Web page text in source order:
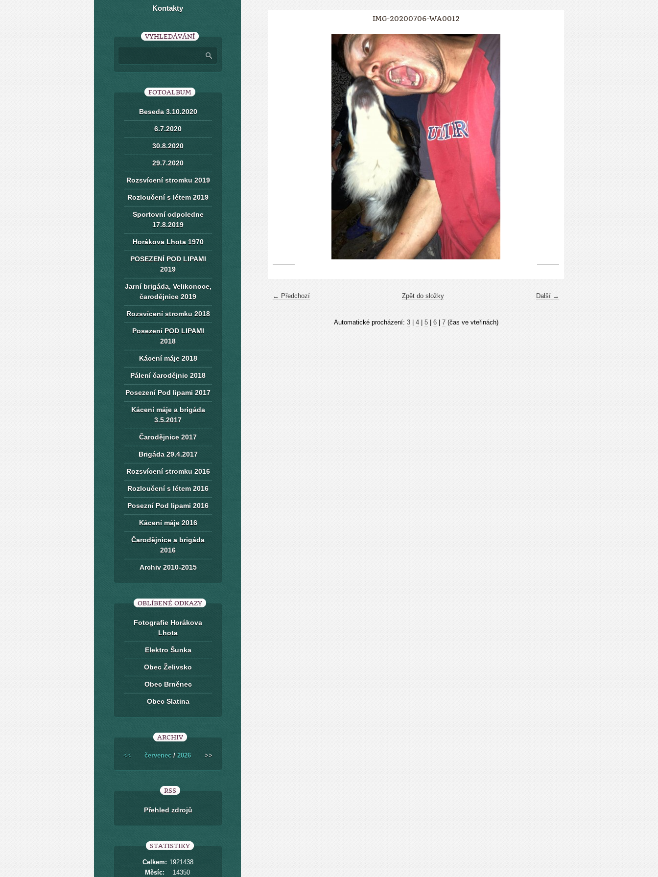
IMG-20200706-WA0012
← Předchozí Další →
Zpět do složky
Automatické procházení: 3| 4| 5| 6| 7(čas ve vteřinách)
Kontakty
VYHLEDÁVÁNÍ
FOTOALBUM
Beseda 3.10.2020
6.7.2020
30.8.2020
29.7.2020
Rozsvícení stromku 2019
Rozloučení s létem 2019
Sportovní odpoledne
17.8.2019
Horákova Lhota 1970
POSEZENÍ POD LIPAMI
2019
Jarní brigáda, Velikonoce,
čarodějnice 2019
Rozsvícení stromku 2018
Posezení POD LIPAMI
2018
Kácení máje 2018
Pálení čarodějnic 2018
Posezení Pod lipami 2017
Kácení máje a brigáda
3.5.2017
Čarodějnice 2017
Brigáda 29.4.2017
Rozsvícení stromku 2016
Rozloučení s létem 2016
Posezní Pod lipami 2016
Kácení máje 2016
Čarodějnice a brigáda
2016
Archiv 2010-2015
OBLÍBENÉ ODKAZY
Fotografie Horákova
Lhota
Elektro Šunka
Obec Želivsko
Obec Brněnec
Obec Slatina
ARCHIV
<< červenec / 2026 >>
RSS
Přehled zdrojů
STATISTIKY
Celkem: 1921438
Měsíc:
14350